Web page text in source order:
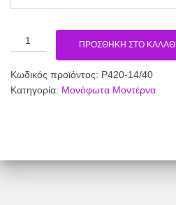
Φωτιστικό
μονόφωτο
λευκό
14/40
ΠΡΟΣΘΉΚΗ ΣΤΟ ΚΑΛΆΘΙ
Κωδικός προϊόντος: Ρ420-14/40
Κατηγορία: Μονόφωτα Μοντέρνα